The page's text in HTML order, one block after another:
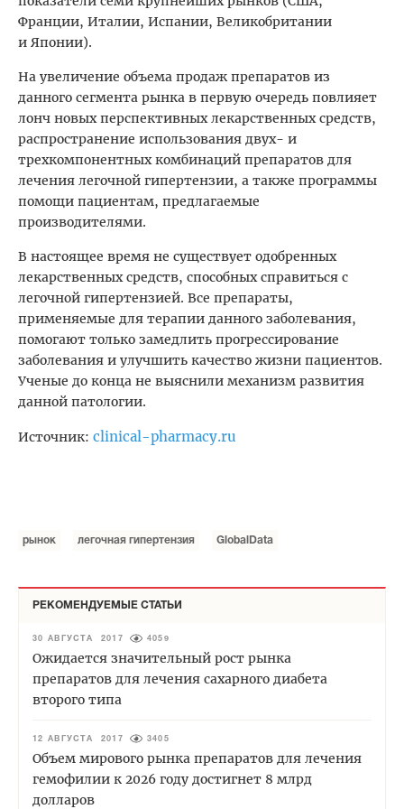
Франции, Италии, Испании, Великобритании
и Японии).
На увеличение объема продаж препаратов из
данного сегмента рынка в первую очередь повлияет
лонч новых перспективных лекарственных средств,
распространение использования двух- и
трехкомпонентных комбинаций препаратов для
лечения легочной гипертензии, а также программы
помощи пациентам, предлагаемые
производителями.
В настоящее время не существует одобренных
лекарственных средств, способных справиться с
легочной гипертензией. Все препараты,
применяемые для терапии данного заболевания,
помогают только замедлить прогрессирование
заболевания и улучшить качество жизни пациентов.
Ученые до конца не выяснили механизм развития
данной патологии.
Источник: clinical-pharmacy.ru
рынок легочная гипертензия GlobalData
РЕКОМЕНДУЕМЫЕ СТАТЬИ
30 АВГУСТА 2017 4059
Ожидается значительный рост рынка
препаратов для лечения сахарного диабета
второго типа
12 АВГУСТА 2017 3405
Объем мирового рынка препаратов для лечения
гемофилии к 2026 году достигнет 8 млрд
долларов